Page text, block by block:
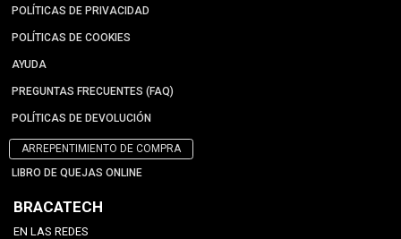
POLÍTICAS DE PRIVACIDAD
POLÍTICAS DE COOKIES
AYUDA
PREGUNTAS FRECUENTES (FAQ)
POLÍTICAS DE DEVOLUCIÓN
ARREPENTIMIENTO DE COMPRA
LIBRO DE QUEJAS ONLINE
BRACATECH
EN LAS REDES